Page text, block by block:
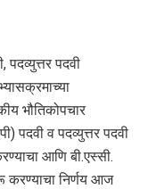
पदव्युत्तर पदवी
भौतिकोपचार
पदवी व पदव्युत्तर पदवी
आणि बी.एस्‍सी.
करण्याचा निर्णय आज